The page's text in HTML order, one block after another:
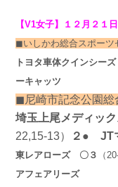
【V1女子】１２月２１
◼︎いしかわ総合スポーツ
トヨタ車体クインシーズ
ーキャッツ
◼︎尼崎市記念公園総
埼玉上尾メディック
22,15-13）
２● JT
東レアローズ〇３ （
アフェアリーズ